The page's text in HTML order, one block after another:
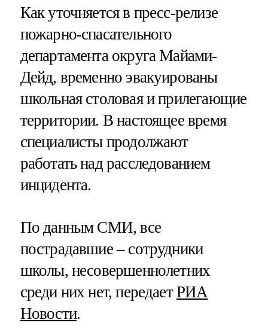
Как уточняется в пресс-релизе
пожарно-спасательного
департамента округа Майами-
Дейд, временно эвакуированы
школьная столовая и прилегающие
территории. В настоящее время
специалисты продолжают
работать над расследованием
инцидента.
По данным СМИ, все
пострадавшие – сотрудники
школы, несовершеннолетних
среди них нет, передаетРИА
Новости.